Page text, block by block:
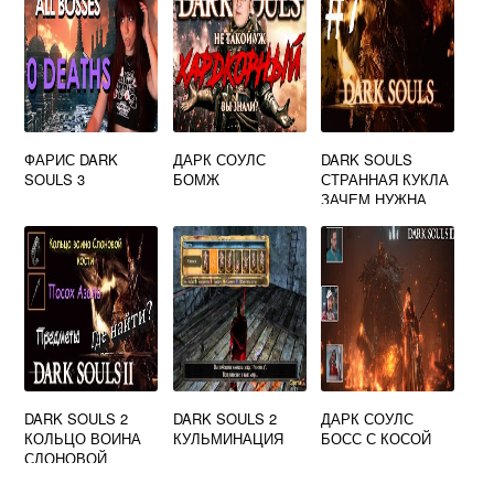
ФАРИС DARK
SOULS 3
ДАРК СОУЛС
БОМЖ
DARK SOULS
СТРАННАЯ КУКЛА
ЗАЧЕМ НУЖНА
DARK SOULS 2
КОЛЬЦО ВОИНА
СЛОНОВОЙ
DARK SOULS 2
КУЛЬМИНАЦИЯ
ДАРК СОУЛС
БОСС С КОСОЙ